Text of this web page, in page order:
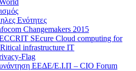
Ενότητες
Changemakers 2015
SEcure Cloud computing for
infrastructure IT
Flag
ΕΕΔΕ/Ε.Ι.Π – CIO Forum